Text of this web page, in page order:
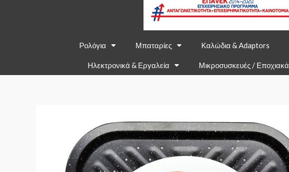
Ρολόγια Μπαταρίες Καλώδια & Adaptors
Ηλεκτρονικά & Εργαλεία Μικροσυσκευές / Εποχιακά